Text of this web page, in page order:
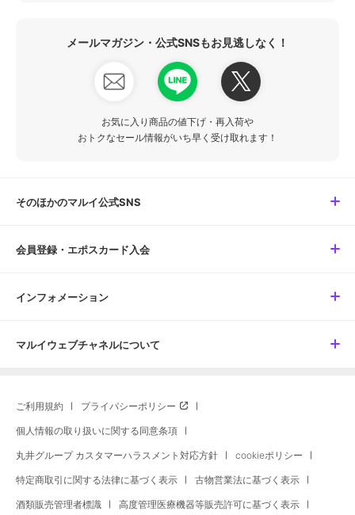
メールマガジン・公式SNSもお見逃しなく！
お気に入り商品の値下げ・再入荷や
おトクなセール情報がいち早く受け取れます！
そのほかのマルイ公式SNS
会員登録・エポスカード入会
インフォメーション
マルイウェブチャネルについて
ご利用規約 プライバシーポリシー
個人情報の取り扱いに関する同意条項
丸井グループ カスタマーハラスメント対応方針 cookieポリシー
特定商取引に関する法律に基づく表示 古物営業法に基づく表示
酒類販売管理者標識 高度管理医療機器等販売許可に基づく表示